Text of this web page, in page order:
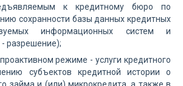
к кредитному бюро по
сохранности базы данных кредитных
информационных систем и
разрешение);
режиме - услуги кредитного
субъектов кредитной истории о